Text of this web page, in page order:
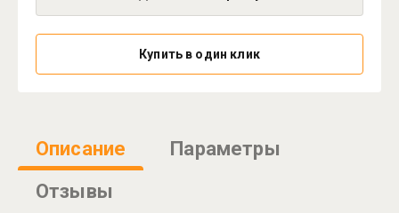
Купить в один клик
Описание
Параметры
Отзывы